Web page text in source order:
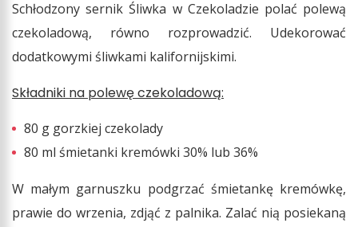
Schłodzony sernik Śliwka w Czekoladzie polać polewą
czekoladową, równo rozprowadzić. Udekorować
dodatkowymi śliwkami kalifornijskimi.
Składniki na polewę czekoladową:
80 g gorzkiej czekolady
80 ml śmietanki kremówki 30% lub 36%
W małym garnuszku podgrzać śmietankę kremówkę,
prawie do wrzenia, zdjąć z palnika. Zalać nią posiekaną